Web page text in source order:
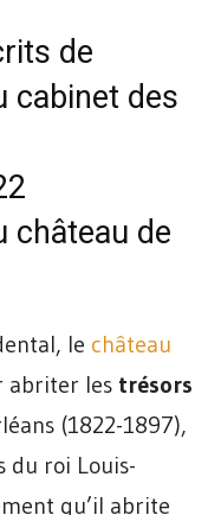
de
cabinet des
château de
le château
abriter les trésors
(1822-1897),
du roi Louis-
qu’il abrite